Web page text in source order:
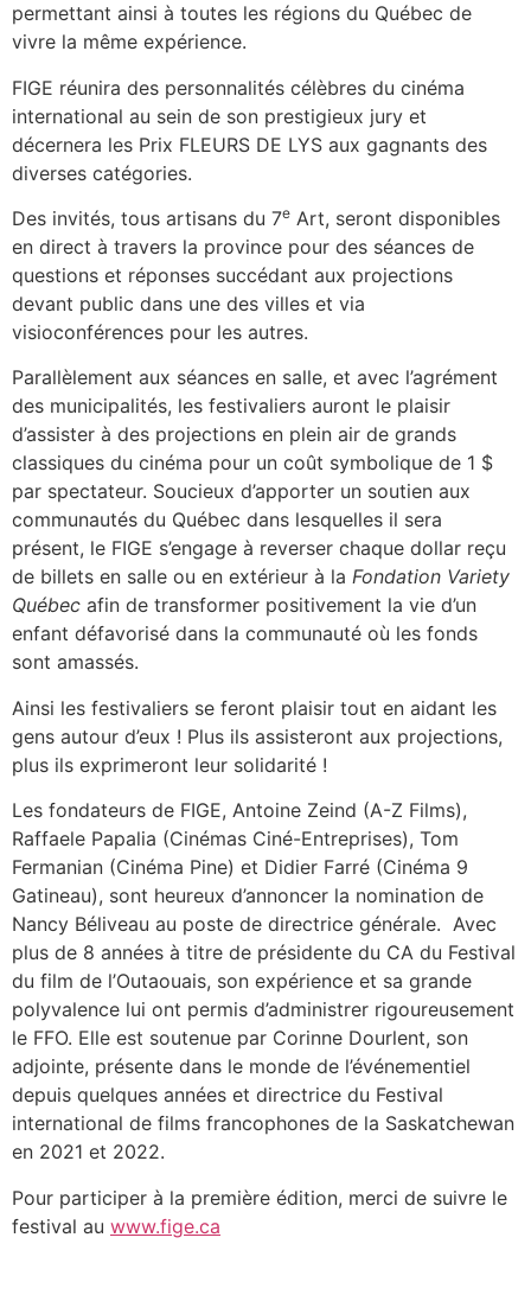
permettant ainsi à toutes les régions du Québec de
vivre la même expérience.
FIGE réunira des personnalités célèbres du cinéma
international au sein de son prestigieux jury et
décernera les Prix FLEURS DE LYS aux gagnants des
diverses catégories.
Des invités, tous artisans du 7e Art, seront disponibles
en direct à travers la province pour des séances de
questions et réponses succédant aux projections
devant public dans une des villes et via
visioconférences pour les autres.
Parallèlement aux séances en salle, et avec l’agrément
des municipalités, les festivaliers auront le plaisir
d’assister à des projections en plein air de grands
classiques du cinéma pour un coût symbolique de 1 $
par spectateur. Soucieux d’apporter un soutien aux
communautés du Québec dans lesquelles il sera
présent, le FIGE s’engage à reverser chaque dollar reçu
de billets en salle ou en extérieur à la Fondation Variety
Québec afin de transformer positivement la vie d’un
enfant défavorisé dans la communauté où les fonds
sont amassés.
Ainsi les festivaliers se feront plaisir tout en aidant les
gens autour d’eux ! Plus ils assisteront aux projections,
plus ils exprimeront leur solidarité !
Les fondateurs de FIGE, Antoine Zeind (A-Z Films),
Raffaele Papalia (Cinémas Ciné-Entreprises), Tom
Fermanian (Cinéma Pine) et Didier Farré (Cinéma 9
Gatineau), sont heureux d’annoncer la nomination de
Nancy Béliveau au poste de directrice générale. Avec
plus de 8 années à titre de présidente du CA du Festival
du film de l’Outaouais, son expérience et sa grande
polyvalence lui ont permis d’administrer rigoureusement
le FFO. Elle est soutenue par Corinne Dourlent, son
adjointe, présente dans le monde de l’événementiel
depuis quelques années et directrice du Festival
international de films francophones de la Saskatchewan
en 2021 et 2022.
Pour participer à la première édition, merci de suivre le
festival au www.fige.ca